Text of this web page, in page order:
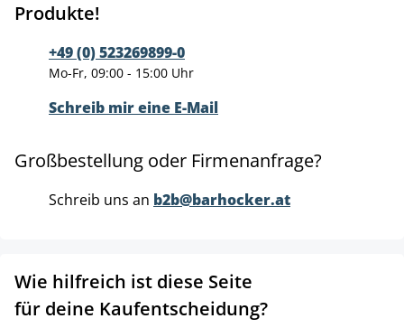
Produkte!
+49 (0) 523269899-0
Mo-Fr, 09:00 - 15:00 Uhr
Schreib mir eine E-Mail
Großbestellung oder Firmenanfrage?
Schreib uns an b2b@barhocker.at
Wie hilfreich ist diese Seite
für deine Kaufentscheidung?